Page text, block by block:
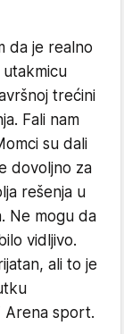
da je realno
trećini
Fali nam
su dali
dovoljno za
rešenja u
Ne mogu da
vidljivo.
ali to je
Arena sport.